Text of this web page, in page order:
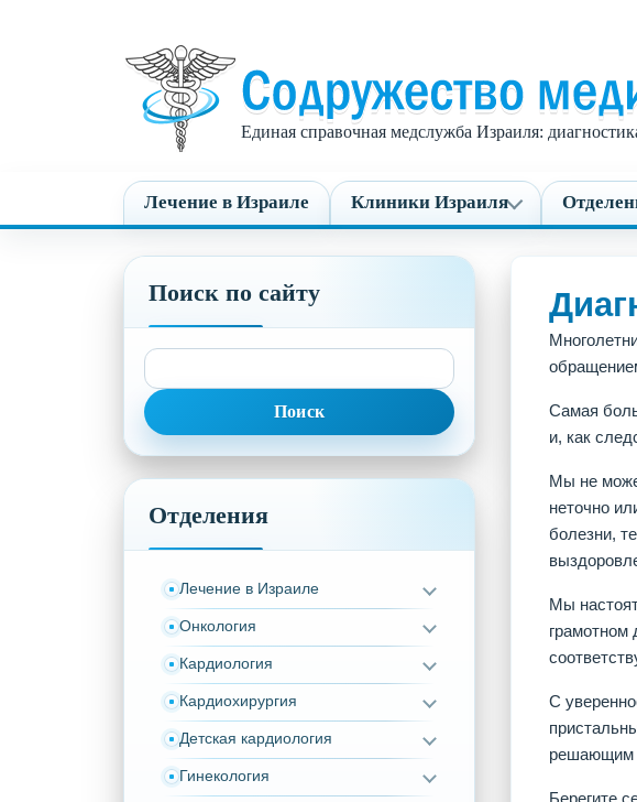
Единая справочная медслужба Израиля:
Лечение в Израиле Клиники Израиля
Поиск по сайту
Найти:
Отделения
Лечение в Израиле
Онкология
Кардиология
Кардиохирургия
Детская кардиология
Гинекология
Самая
и, как
Мы не
неточно
болезни,
Мы
грамотном
С
решающим
Берегите